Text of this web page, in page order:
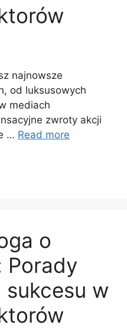
najnowsze
od luksusowych
mediach
zwroty akcji
… Read more
o
Porady
sukcesu w